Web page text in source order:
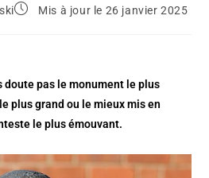
Mis à jour le 26 janvier 2025
doute pas le monument le plus
plus grand ou le mieux mis en
le plus émouvant.